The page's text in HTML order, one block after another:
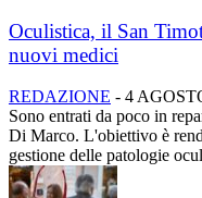
Oculistica, il San
nuovi medici
REDAZIONE - 4
Sono entrati da poco in
Di Marco. L'obiettivo è
gestione delle patologie